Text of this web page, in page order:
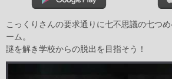
こっくりさんの要求通りに七不思議の七つ
ーム。
謎を解き学校からの脱出を目指そう！